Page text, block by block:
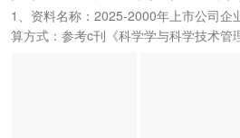
1、资料名称：2025-2000年上市公司企
算方式：参考c刊《科学学与科学技术管